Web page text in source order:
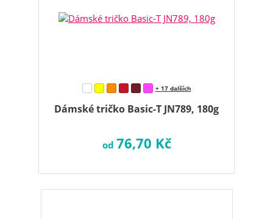
Dámské tričko Basic-T JN789, 180g
+ 17 dalších
od 76,70 Kč